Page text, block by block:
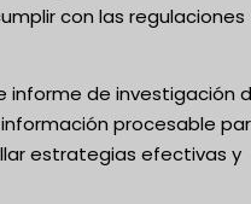
con las regulaciones
informe de investigación
procesable
estrategias efectivas y